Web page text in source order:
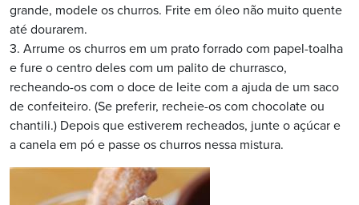
grande, modele os churros. Frite em óleo não muito quente
até dourarem.
3. Arrume os churros em um prato forrado com papel-toalha
e fure o centro deles com um palito de churrasco,
recheando-os com o doce de leite com a ajuda de um saco
de confeiteiro. (Se preferir, recheie-os com chocolate ou
chantili.) Depois que estiverem recheados, junte o açúcar e
a canela em pó e passe os churros nessa mistura.